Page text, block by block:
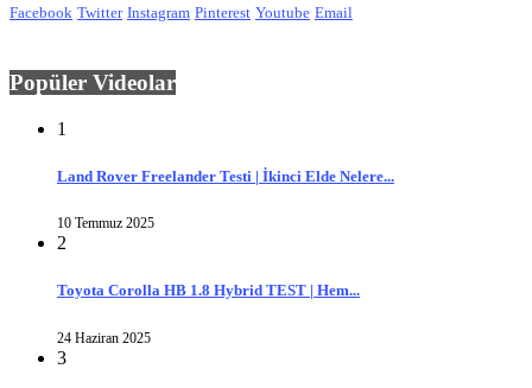
Facebook Twitter Instagram Pinterest Youtube Email
Popüler Videolar
1
Land Rover Freelander Testi | İkinci Elde Nelere...
10 Temmuz 2025
2
Toyota Corolla HB 1.8 Hybrid TEST | Hem...
24 Haziran 2025
3